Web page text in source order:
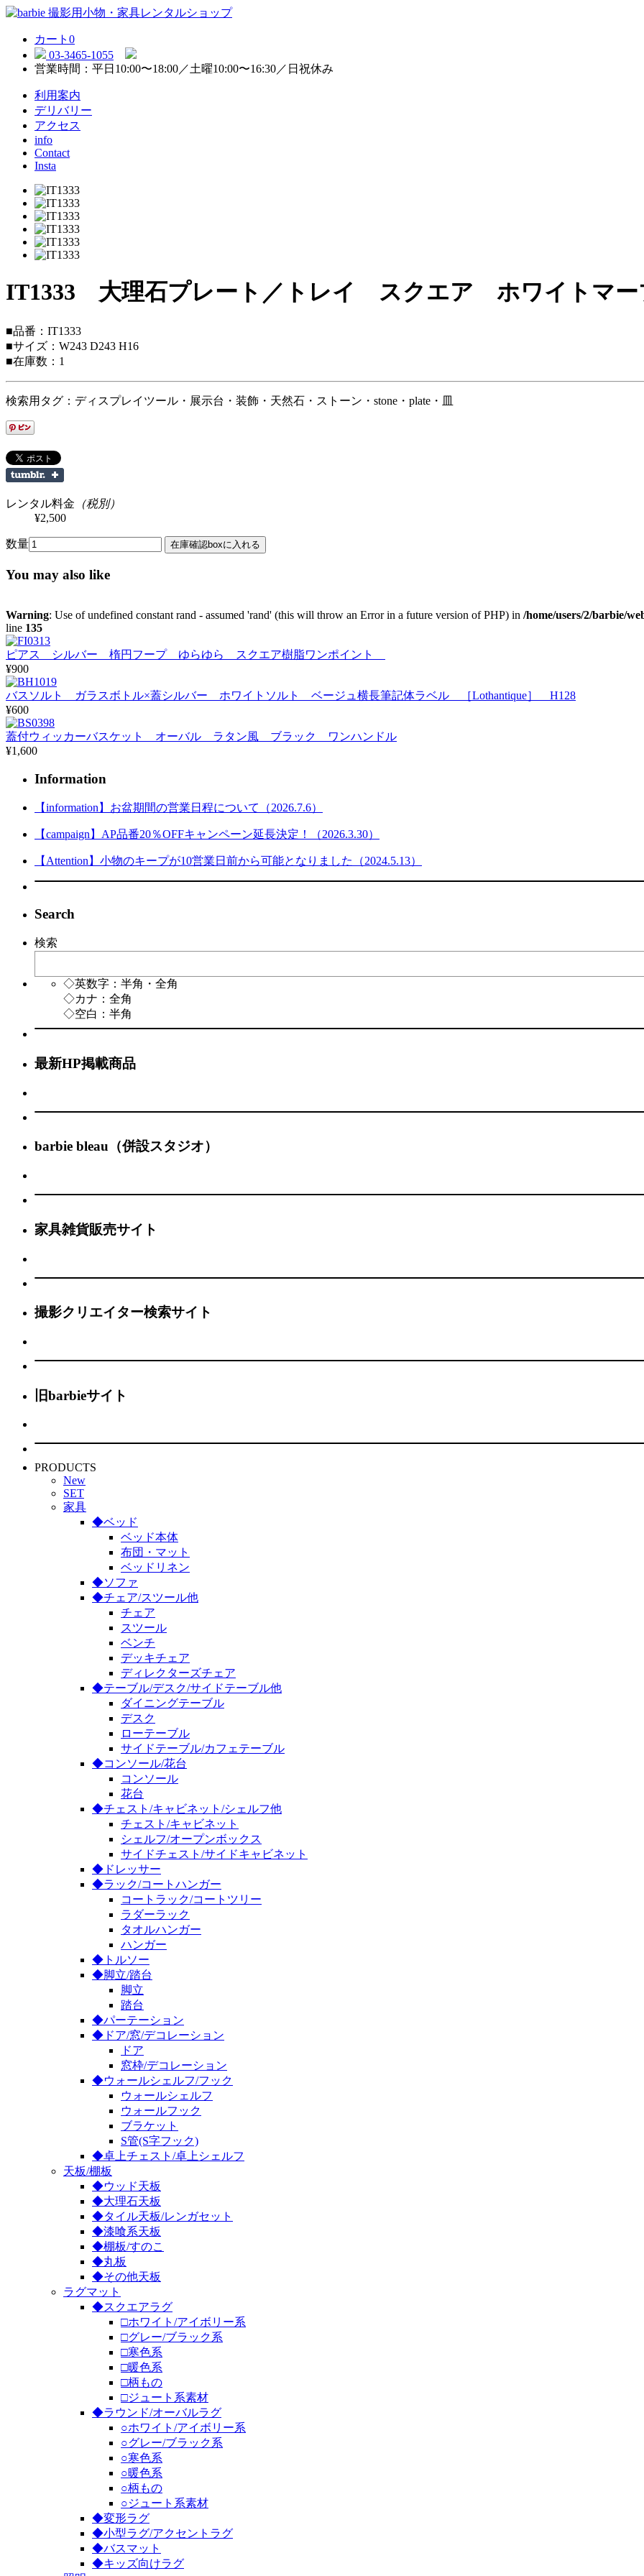
カート 0
03-3465-1055
営業時間：平日10:00〜18:00／土曜10:00〜16:30／日祝休み
利用案内
デリバリー
アクセス
info
Contact
Insta
IT1333 大理石プレート／トレイ スクエア ホワイトマー
■品番：IT1333
■サイズ：W243 D243 H16
■在庫数：1
検索用タグ：ディスプレイツール・展示台・装飾・天然石・ストーン・stone・plate・皿
レンタル料金 （税別）
¥2,500
数量
You may also like
Warning: Use of undefined constant rand - assumed 'rand' (this will throw an Error in a future version of PHP) in /home/users/2/barbie/
line 135
ピアス シルバー 楕円フープ ゆらゆら スクエア樹脂ワンポイント
¥900
バスソルト ガラスボトル×蓋シルバー ホワイトソルト ベージュ横長筆記体ラベル ［Lothantique］ H128
¥600
蓋付ウィッカーバスケット オーバル ラタン風 ブラック ワンハンドル
¥1,600
Information
【information】お盆期間の営業日程について（2026.7.6）
【campaign】AP品番20％OFFキャンペーン延長決定！（2026.3.30）
【Attention】小物のキープが10営業日前から可能となりました（2024.5.13）
Search
検索
◇英数字：半角・全角
◇カナ：全角
◇空白：半角
最新HP掲載商品
barbie bleau（併設スタジオ）
家具雑貨販売サイト
撮影クリエイター検索サイト
旧barbieサイト
PRODUCTS
New
SET
家具
◆ベッド
ベッド本体
布団・マット
ベッドリネン
◆ソファ
◆チェア/スツール他
チェア
スツール
ベンチ
デッキチェア
ディレクターズチェア
◆テーブル/デスク/サイドテーブル他
ダイニングテーブル
デスク
ローテーブル
サイドテーブル/カフェテーブル
◆コンソール/花台
コンソール
花台
◆チェスト/キャビネット/シェルフ他
チェスト/キャビネット
シェルフ/オープンボックス
サイドチェスト/サイドキャビネット
◆ドレッサー
◆ラック/コートハンガー
コートラック/コートツリー
ラダーラック
タオルハンガー
ハンガー
◆トルソー
◆脚立/踏台
脚立
踏台
◆パーテーション
◆ドア/窓/デコレーション
ドア
窓枠/デコレーション
◆ウォールシェルフ/フック
ウォールシェルフ
ウォールフック
ブラケット
S管(S字フック)
◆卓上チェスト/卓上シェルフ
天板/棚板
◆ウッド天板
◆大理石天板
◆タイル天板/レンガセット
◆漆喰系天板
◆棚板/すのこ
◆丸板
◆その他天板
ラグマット
◆スクエアラグ
□ホワイト/アイボリー系
□グレー/ブラック系
□寒色系
□暖色系
□柄もの
□ジュート系素材
◆ラウンド/オーバルラグ
○ホワイト/アイボリー系
○グレー/ブラック系
○寒色系
○暖色系
○柄もの
○ジュート系素材
◆変形ラグ
◆小型ラグ/アクセントラグ
◆バスマット
◆キッズ向けラグ